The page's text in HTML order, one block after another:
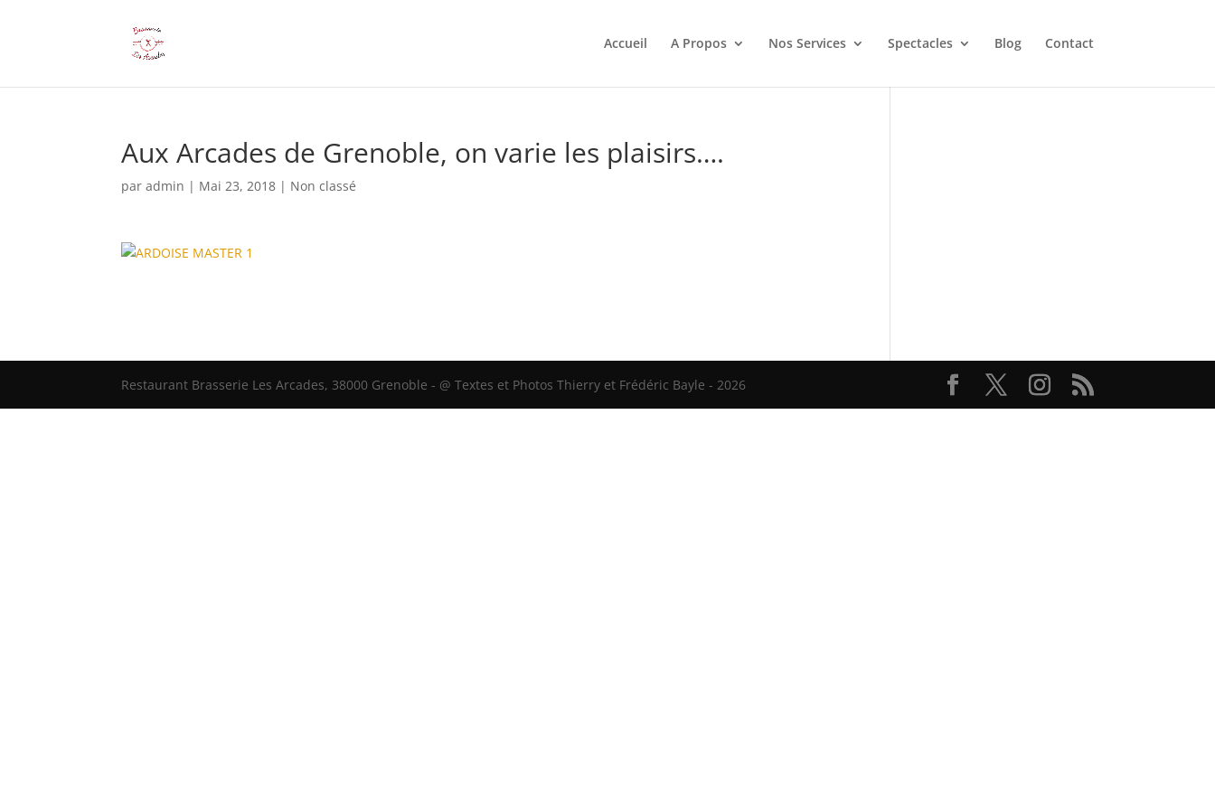
Accueil A Propos Nos Services Spectacles Blog Contact
Aux Arcades de Grenoble, on varie les plaisirs….
paradmin | Mai 23, 2018 | Non classé
Restaurant Brasserie Les Arcades, 38000 Grenoble - @ Textes et Photos Thierry et Frédéric Bayle - 2026